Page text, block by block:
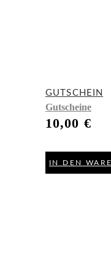
GUTSCHEIN
Gutscheine
10,00 €
IN DEN